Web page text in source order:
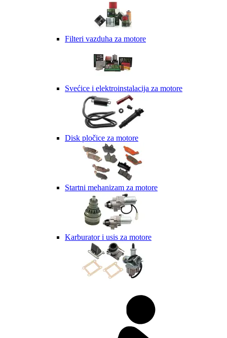
Filteri vazduha za motore
Svećice i elektroinstalacija za motore
Disk pločice za motore
Startni mehanizam za motore
Karburator i usis za motore